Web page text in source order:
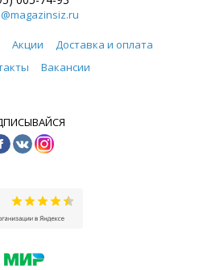
Акции
Доставка и оплата
Вакансии